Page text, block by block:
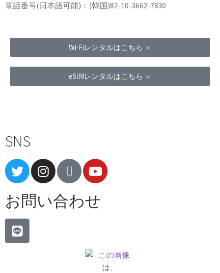
電話番号(日本語可能)：(韓国)82-10-3662-7830
Wi-Fiレンタルはこちら ＞
eSIMレンタルはこちら ＞
SNS
お問い合わせ